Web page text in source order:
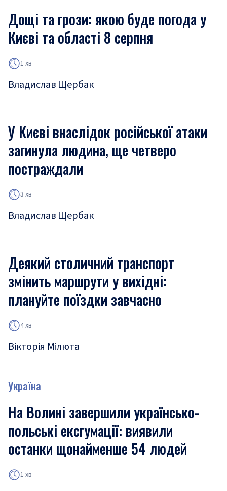
Дощі та грози: якою буде погода у
Києві та області 8 серпня
1 хв
Владислав Щербак
У Києві внаслідок російської атаки
загинула людина, ще четверо
постраждали
3 хв
Владислав Щербак
Деякий столичний транспорт
змінить маршрути у вихідні:
плануйте поїздки завчасно
4 хв
Вікторія Мілюта
Україна
На Волині завершили українсько-
польські ексгумації: виявили
останки щонайменше 54 людей
1 хв